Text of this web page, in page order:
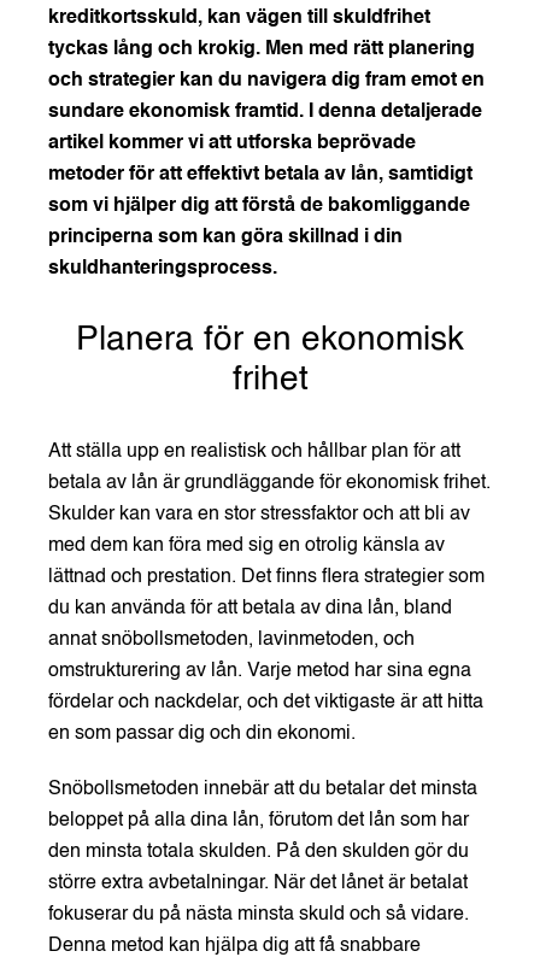
kreditkortsskuld, kan vägen till skuldfrihet
tyckas lång och krokig. Men med rätt planering
och strategier kan du navigera dig fram emot en
sundare ekonomisk framtid. I denna detaljerade
artikel kommer vi att utforska beprövade
metoder för att effektivt betala av lån, samtidigt
som vi hjälper dig att förstå de bakomliggande
principerna som kan göra skillnad i din
skuldhanteringsprocess.
Planera för en ekonomisk
frihet
Att ställa upp en realistisk och hållbar plan för att
betala av lån är grundläggande för ekonomisk frihet.
Skulder kan vara en stor stressfaktor och att bli av
med dem kan föra med sig en otrolig känsla av
lättnad och prestation. Det finns flera strategier som
du kan använda för att betala av dina lån, bland
annat snöbollsmetoden, lavinmetoden, och
omstrukturering av lån. Varje metod har sina egna
fördelar och nackdelar, och det viktigaste är att hitta
en som passar dig och din ekonomi.
Snöbollsmetoden innebär att du betalar det minsta
beloppet på alla dina lån, förutom det lån som har
den minsta totala skulden. På den skulden gör du
större extra avbetalningar. När det lånet är betalat
fokuserar du på nästa minsta skuld och så vidare.
Denna metod kan hjälpa dig att få snabbare